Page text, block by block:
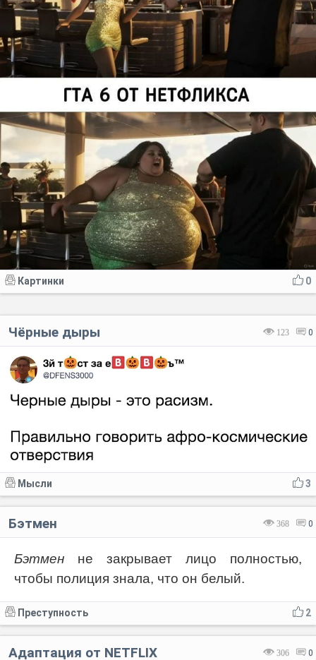
0
Картинки
123 0
Чёрные дыры
3
Мысли
368 0
Бэтмен
Бэтмен не закрывает лицо полностью,
чтобы полиция знала, что он белый.
2
Преступность
306 0
Адаптация от NETFLIX